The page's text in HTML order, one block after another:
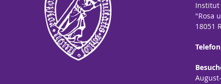
Institut
"Rosa
18051
Telefon